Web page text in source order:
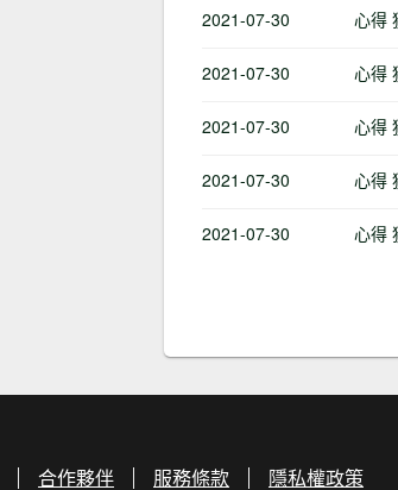
2021-07-30 心得
2021-07-30 心得
2021-07-30 心得
2021-07-30 心得
2021-07-30 心得
合作夥伴 服務條款 隱私權政策